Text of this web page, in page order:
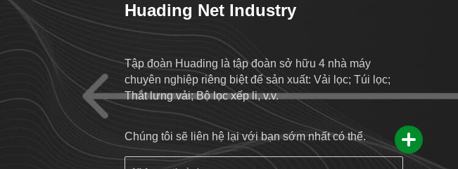
Huading Net Industry
Tập đoàn Huading là tập đoàn sở hữu 4 nhà máy
chuyên nghiệp riêng biệt để sản xuất: Vải lọc; Túi lọc;
Thắt lưng vải; Bộ lọc xếp li, v.v.
Chúng tôi sẽ liên hệ lại với bạn sớm nhất có thể.